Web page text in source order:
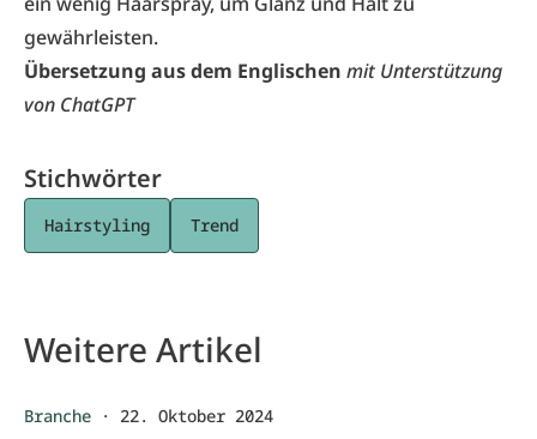
gewährleisten.
Übersetzung aus dem Englischen mit Unterstützung
von ChatGPT
Stichwörter
Hairstyling Trend
Weitere Artikel
Branche · 22. Oktober 2024